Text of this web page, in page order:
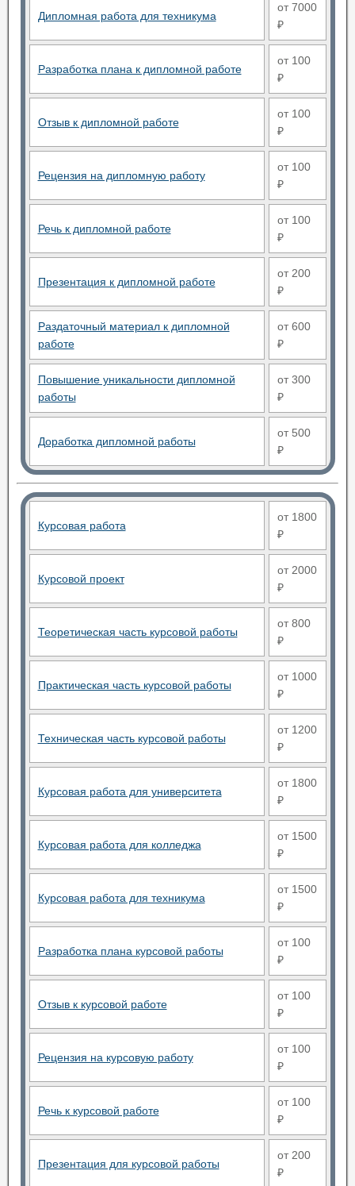
Дипломная работа для техникума
от 7000
₽
Разработка плана к дипломной работе
от 100
₽
Отзыв к дипломной работе
от 100
₽
Рецензия на дипломную работу
от 100
₽
Речь к дипломной работе
от 100
₽
Презентация к дипломной работе
от 200
₽
Раздаточный материал к дипломной
работе
от 600
₽
Повышение уникальности дипломной
работы
от 300
₽
Доработка дипломной работы
от 500
₽
Курсовая работа
от 1800
₽
Курсовой проект
от 2000
₽
Теоретическая часть курсовой работы
от 800
₽
Практическая часть курсовой работы
от 1000
₽
Техническая часть курсовой работы
от 1200
₽
Курсовая работа для университета
от 1800
₽
Курсовая работа для колледжа
от 1500
₽
Курсовая работа для техникума
от 1500
₽
Разработка плана курсовой работы
от 100
₽
Отзыв к курсовой работе
от 100
₽
Рецензия на курсовую работу
от 100
₽
Речь к курсовой работе
от 100
₽
Презентация для курсовой работы
от 200
₽